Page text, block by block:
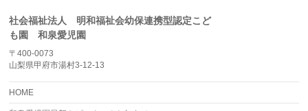
社会福祉法人 明和福祉会幼保連携型認定こど
も園 和泉愛児園
〒400-0073
山梨県甲府市湯村3-12-13
HOME